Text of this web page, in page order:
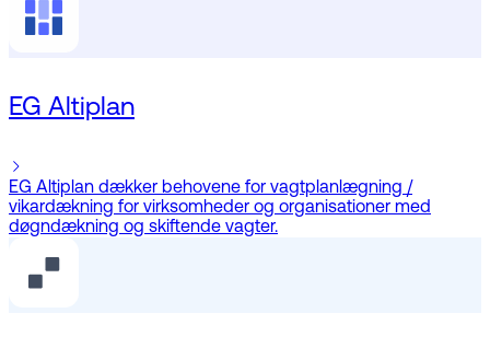
EG Altiplan
EG Altiplan dækker behovene for vagtplanlægning /
vikardækning for virksomheder og organisationer med
døgndækning og skiftende vagter.